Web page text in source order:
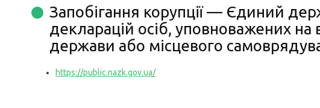
Запобігання корупції — Єдиний
декларацій осіб, уповноважених на
держави або місцевого
https://public.nazk.gov.ua/